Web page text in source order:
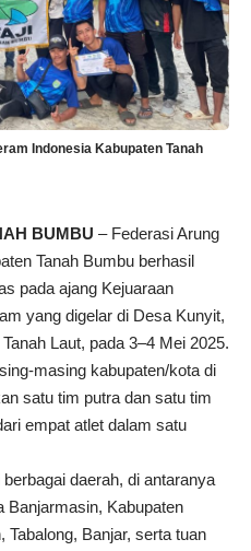
Indonesia Kabupaten Tanah
BUMBU – Federasi Arung
Tanah Bumbu berhasil
pada ajang Kejuaraan
yang digelar di Desa Kunyit,
Laut, pada 3–4 Mei 2025.
masing kabupaten/kota di
satu tim putra dan satu tim
empat atlet dalam satu
daerah, di antaranya
Banjarmasin, Kabupaten
Tabalong, Banjar, serta tuan